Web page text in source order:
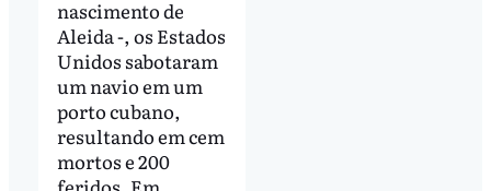
nascimento de
Aleida -, os Estados
Unidos sabotaram
um navio em um
porto cubano,
resultando em cem
mortos e 200